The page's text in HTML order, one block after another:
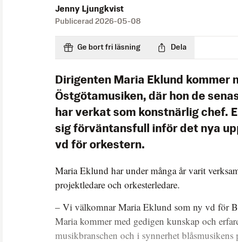
Jenny Ljungkvist
Publicerad 2026-05-08
Ge bort fri läsning Dela
Dirigenten Maria Eklund kommer
Östgötamusiken, där hon de
har verkat som konstnärlig chef.
sig förväntansfull inför det nya
vd för orkestern.
Maria Eklund har under många år varit
projektledare och orkesterledare.
– Vi välkomnar Maria Eklund som ny vd för
Maria kommer med gedigen kunskap och
musikbranschen och i synnerhet blåsmusikens